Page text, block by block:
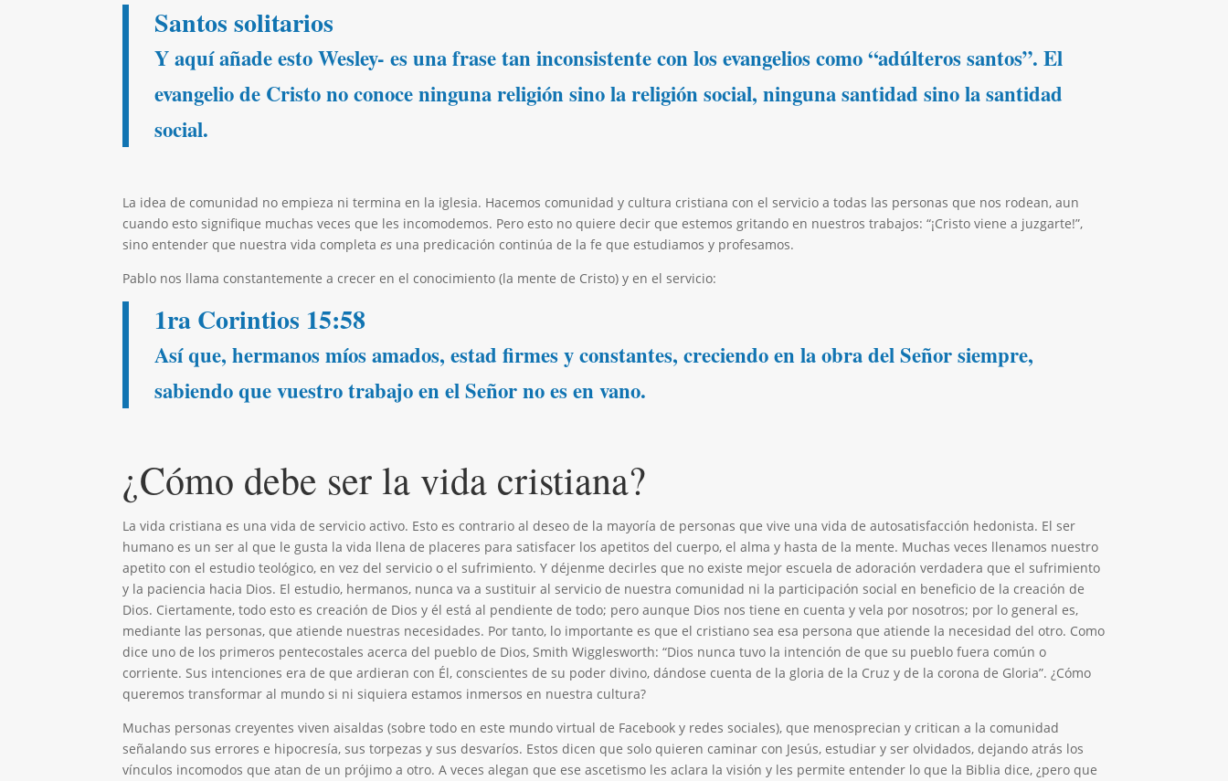
Santos solitarios
Y aquí añade esto Wesley- es una frase tan inconsistente con los evangelios como “adúlteros santos”. El
evangelio de Cristo no conoce ninguna religión sino la religión social, ninguna santidad sino la santidad
social.
La idea de comunidad no empieza ni termina en la iglesia. Hacemos comunidad y cultura cristiana con el servicio a todas las personas que nos rodean, aun
cuando esto signifique muchas veces que les incomodemos. Pero esto no quiere decir que estemos gritando en nuestros trabajos: “¡Cristo viene a juzgarte!”,
sino entender que nuestra vida completaes una predicación continúa de la fe que estudiamos y profesamos.
Pablo nos llama constantemente a crecer en el conocimiento (la mente de Cristo) y en el servicio:
1ra Corintios 15:58
Así que, hermanos míos amados, estad firmes y constantes, creciendo en la obra del Señor siempre,
sabiendo que vuestro trabajo en el Señor no es en vano.
¿Cómo debe ser la vida cristiana?
La vida cristiana es una vida de servicio activo. Esto es contrario al deseo de la mayoría de personas que vive una vida de autosatisfacción hedonista. El ser
humano es un ser al que le gusta la vida llena de placeres para satisfacer los apetitos del cuerpo, el alma y hasta de la mente. Muchas veces llenamos nuestro
apetito con el estudio teológico, en vez del servicio o el sufrimiento. Y déjenme decirles que no existe mejor escuela de adoración verdadera que el sufrimiento
y la paciencia hacia Dios. El estudio, hermanos, nunca va a sustituir al servicio de nuestra comunidad ni la participación social en beneficio de la creación de
Dios. Ciertamente, todo esto es creación de Dios y él está al pendiente de todo; pero aunque Dios nos tiene en cuenta y vela por nosotros; por lo general es,
mediante las personas, que atiende nuestras necesidades. Por tanto, lo importante es que el cristiano sea esa persona que atiende la necesidad del otro. Como
dice uno de los primeros pentecostales acerca del pueblo de Dios, Smith Wigglesworth: “Dios nunca tuvo la intención de que su pueblo fuera común o
corriente. Sus intenciones era de que ardieran con Él, conscientes de su poder divino, dándose cuenta de la gloria de la Cruz y de la corona de Gloria”. ¿Cómo
queremos transformar al mundo si ni siquiera estamos inmersos en nuestra cultura?
Muchas personas creyentes viven aisaldas (sobre todo en este mundo virtual de Facebook y redes sociales), que menosprecian y critican a la comunidad
señalando sus errores e hipocresía, sus torpezas y sus desvaríos. Estos dicen que solo quieren caminar con Jesús, estudiar y ser olvidados, dejando atrás los
vínculos incomodos que atan de un prójimo a otro. A veces alegan que ese ascetismo les aclara la visión y les permite entender lo que la Biblia dice, ¿pero que